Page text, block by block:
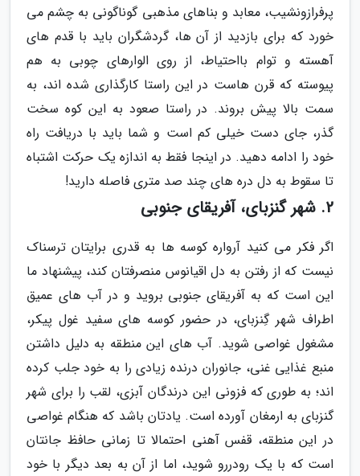
پرفرازونشیب، معابد و بناهای مذهبی گوناگونی به چشم می
خورد که برای بازدید از آن ها، گردشگران باید با قدم های
آهسته و توام بااحتیاط، از روی الوارهای چوبی به هم
پیوسته که قرن هاست در این راستا کارگذاری شده اند، به
سمت بالا پیش بروند. در راستا صعود به این کوه سخت
گذر، جای دست خیلی کم است و شما باید با دریافت راه
خود را ادامه دهید. در اینجا فقط به اندازه یک حرکت اشتباه
تا سقوط به دل دره های چند صد متری فاصله دارید!
2. شهر گنزبای، آفریقای جنوبی
اگر فکر می کنید آرواره کوسه ها به قدری برایتان ترسناک
نیست که از رفتن به دل اقیانوس منصرفتان کند، پیشنهاد ما
این است که به آفریقای جنوبی بروید و در آب های عمیق
اطراف شهر گِنزبای، در حضور کوسه های سفید غول پیکر،
مشغول غواصی شوید. آب های این منطقه به دلیل داشتن
منبع غذایی غنی، جانوران درنده زیادی را به خود جلب کرده
اند؛ به طوری که فزونی این درندگان آبزی، لقب را برای شهر
گنزبای به ارمغان آورده است. یادتان باشد که هنگام غواصی
در این منطقه، قفس آهنی احتمالا تا زمانی حافظ جانتان
است که با یک رودررو شوید، اما از آن به بعد دیگر با خود